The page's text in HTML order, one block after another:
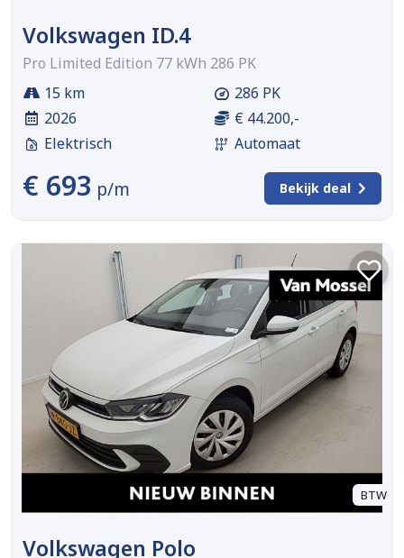
Volkswagen ID.4
Pro Limited Edition 77 kWh 286 PK
15 km
2026
Elektrisch
286 PK
€ 44.200,-
Automaat
€ 693 p/m Bekijk deal
BTW
Volkswagen Polo